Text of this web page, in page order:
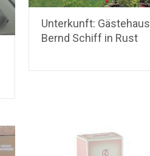
Unterkunft: Gästehaus
Bernd Schiff in Rust